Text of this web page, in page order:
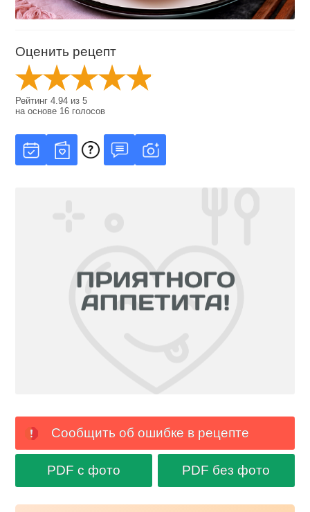
Оценить рецепт
Рейтинг4.94 из5
на основе 16 голосов
Сообщить об ошибке в рецепте
PDF с фото PDF без фото